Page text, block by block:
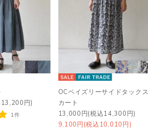
円)
1件
OCペイズリーサイドタックス
カート
13,000円(税込14,300円)
9,100円(税込10,010円)